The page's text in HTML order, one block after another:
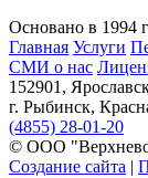
Основано в 1994
Главная Услуги
СМИ о нас
152901,
г. Рыбинск,
(4855) 28-01-20
© ООО
Создание сайта |